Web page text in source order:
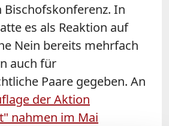
Bischofskonferenz. In
es als Reaktion auf
Nein bereits mehrfach
auch für
Paare gegeben. An
der Aktion
nahmen im Mai